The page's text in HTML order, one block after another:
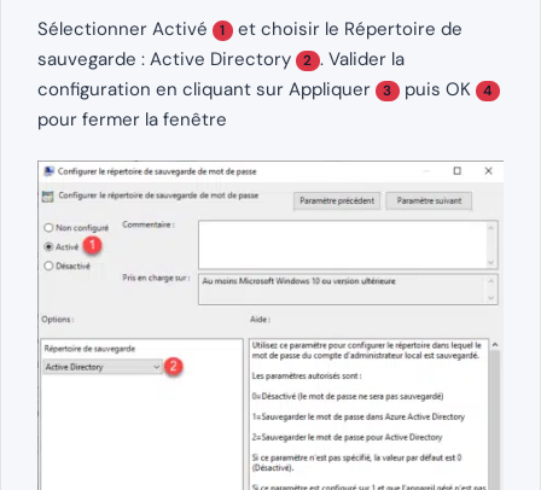
Sélectionner Activé 1 et choisir le Répertoire de
sauvegarde : Active Directory
2 . Valider la
configuration en cliquant sur Appliquer
3 puis OK 4
pour fermer la fenêtre